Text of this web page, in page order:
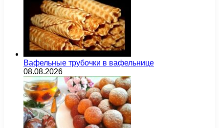
Вафельные трубочки в вафельнице
08.08.2026